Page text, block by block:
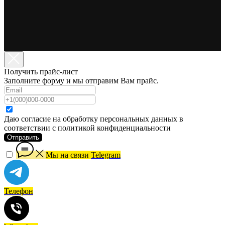
Получить прайс-лист
Заполните форму и мы отправим Вам прайс.
Даю согласие на обработку персональных данных в
соответствии с политикой конфиденциальности
Отправить
Мы на связи Telegram
Телефон